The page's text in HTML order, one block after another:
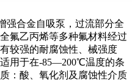
合金自吸泵，过流部分全
氟乙丙烯等多种氟材料经过
较强的耐腐蚀性、械强度
用于在-85—200℃温度的条
：酸、氧化剂及腐蚀性介质